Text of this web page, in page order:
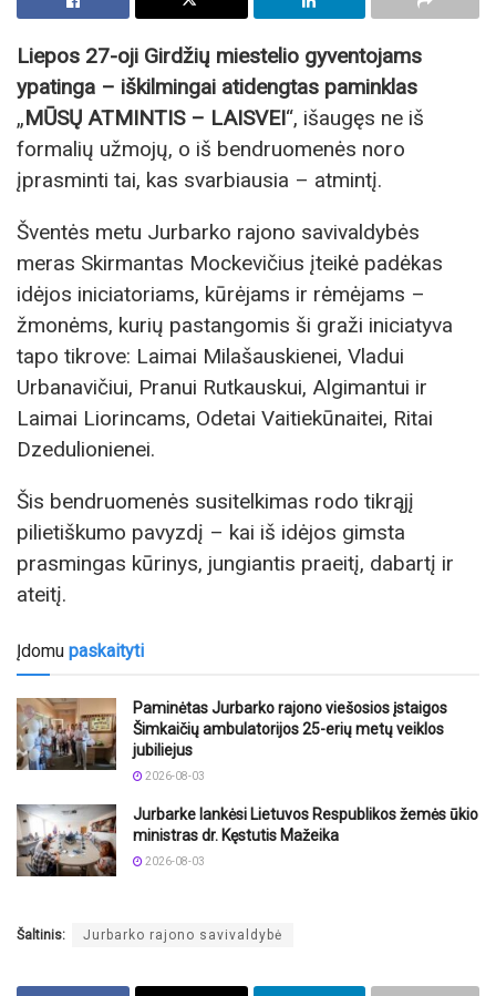
Liepos 27-oji Girdžių miestelio gyventojams
ypatinga – iškilmingai atidengtas paminklas
„MŪSŲ ATMINTIS – LAISVEI“, išaugęs ne iš
formalių užmojų, o iš bendruomenės noro
įprasminti tai, kas svarbiausia – atmintį.
Šventės metu Jurbarko rajono savivaldybės
meras Skirmantas Mockevičius įteikė padėkas
idėjos iniciatoriams, kūrėjams ir rėmėjams –
žmonėms, kurių pastangomis ši graži iniciatyva
tapo tikrove: Laimai Milašauskienei, Vladui
Urbanavičiui, Pranui Rutkauskui, Algimantui ir
Laimai Liorincams, Odetai Vaitiekūnaitei, Ritai
Dzedulionienei.
Šis bendruomenės susitelkimas rodo tikrąjį
pilietiškumo pavyzdį – kai iš idėjos gimsta
prasmingas kūrinys, jungiantis praeitį, dabartį ir
ateitį.
Įdomu paskaityti
Paminėtas Jurbarko rajono viešosios įstaigos
Šimkaičių ambulatorijos 25-erių metų veiklos
jubiliejus
2026-08-03
Jurbarke lankėsi Lietuvos Respublikos žemės ūkio
ministras dr. Kęstutis Mažeika
2026-08-03
Šaltinis: Jurbarko rajono savivaldybė